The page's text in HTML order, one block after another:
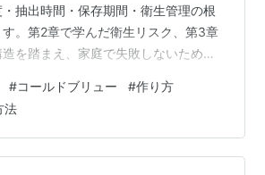
抽出時間・保存期間・衛生管理の根
。第2章で学んだ衛生リスク、第3章
を踏まえ、家庭で失敗しないための
体的レシピと粉量の根拠 抽出時間の
度・温度依存性） 粒度による味の変
保存期間と衛生管理の根拠 シリーズ全
役割
#コールドブリュー #作り方
法